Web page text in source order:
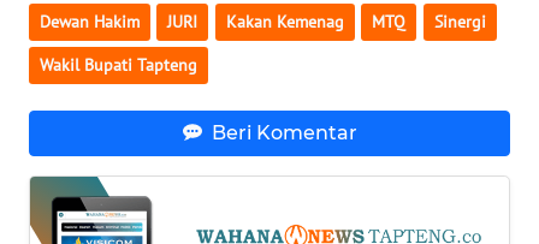
Dewan Hakim JURI Kakan Kemenag MTQ Sinergi
Wakil Bupati Tapteng
Beri Komentar
WN
KALTENG
WN